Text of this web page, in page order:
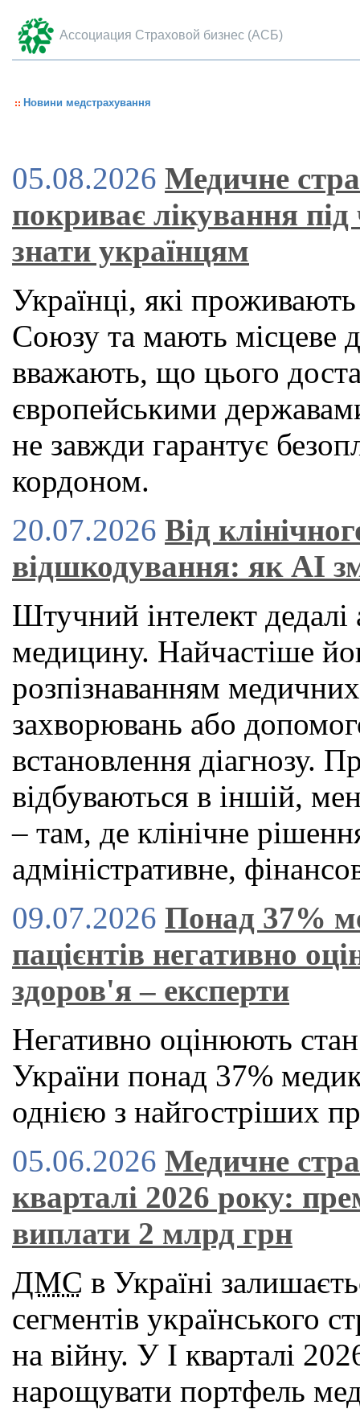
Ассоциация Страховой бизнес (АСБ)
Новини медстрахування
05.08.2026 Медичне
покриває лікування
знати українцям
Українці, які
Союзу та мають місцеве
вважають, що цього
європейськими
не завжди гарантує
кордоном.
20.07.2026 Від
відшкодування: як AI
Штучний інтелект
медицину. Найчастіше
розпізнаванням
захворювань або
встановлення діагнозу.
відбуваються в іншій,
– там, де клінічне
адміністративне,
09.07.2026 Понад 37%
пацієнтів негативно
здоров'я – експерти
Негативно оцінюють
України понад 37%
однією з найгостріших
05.06.2026 Медичне
кварталі 2026 року:
виплати 2 млрд грн
ДМС в Україні
сегментів українського
на війну. У І кварталі
нарощувати портфель